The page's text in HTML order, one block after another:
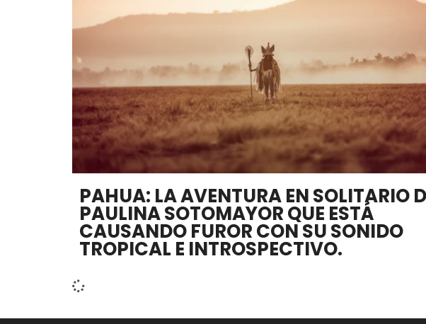
PAHUA: LA AVENTURA EN SOLITARIO
PAULINA SOTOMAYOR QUE ESTÁ
CAUSANDO FUROR CON SU SONIDO
TROPICAL E INTROSPECTIVO.